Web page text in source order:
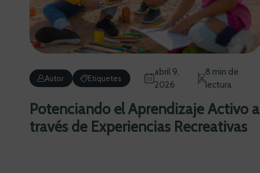
Autor Etiquetes
abril 9,
2026
8 min de
lectura
Potenciando el Aprendizaje Activo a
través de Experiencias Recreativas